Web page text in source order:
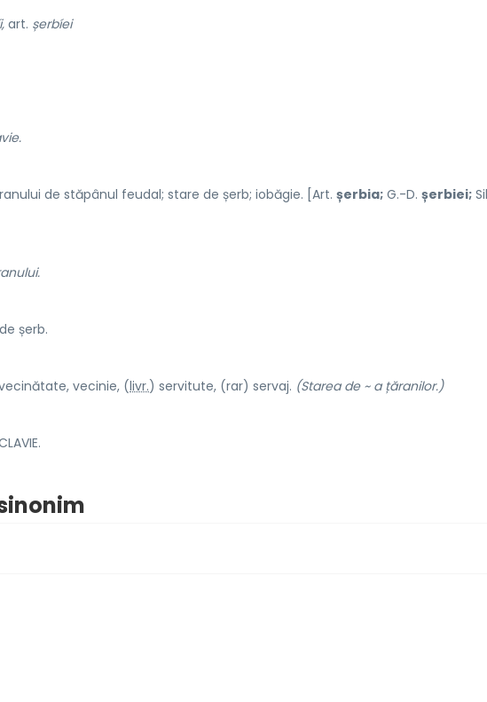
art. șerbíei
de stăpânul feudal; stare de șerb; iobăgie. [Art. șerbia; G.-D. șerbiei;
șerb.
vecinie, (livr.) servitute, (rar) servaj. (Starea de ~ a țăranilor.)